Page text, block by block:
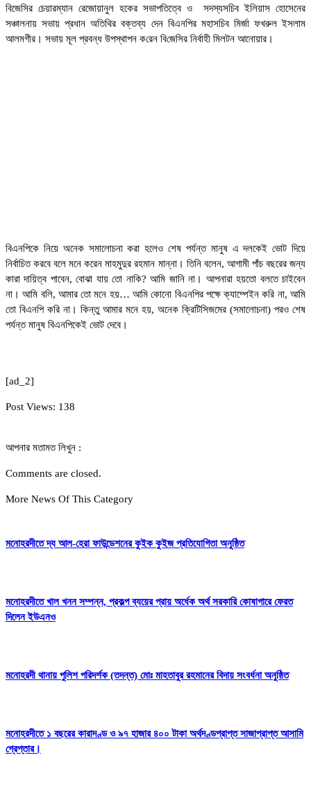
বিজেসির চেয়ারম্যান রেজোয়ানুল হকের সভাপতিত্বে ও সদস্যসচিব ইলিয়াস হোসেনের
সঞ্চালনায় সভায় প্রধান অতিথির বক্তব্য দেন বিএনপির মহাসচিব মির্জা ফখরুল ইসলাম
আলমগীর। সভায় মূল প্রবন্ধ উপস্থাপন ক‌রেন বি‌জে‌সির নির্বাহী মিলটন আনোয়ার।
বিএনপিকে নিয়ে অনেক সমালোচনা করা হলেও শেষ পর্যন্ত মানুষ এ দলকেই ভোট দিয়ে
নির্বাচিত করবে বলে মনে করেন মাহমুদুর রহমান মান্না। তিনি বলেন, আগামী পাঁচ বছরের জন্য
কারা দায়িত্ব পাবেন, বোঝা যায় তো নাকি? আমি জানি না। আপনারা হয়তো বলতে চাইবেন
না। আমি বলি, আমার তো মনে হয়… আমি কোনো বিএনপির পক্ষে ক্যাম্পেইন করি না, আমি
তো বিএনপি করি না। কিন্তু আমার মনে হয়, অনেক ক্রিটিসিজমের (সমালোচনা) পরও শেষ
পর্যন্ত মানুষ বিএনপিকেই ভোট দেবে।
[ad_2]
Post Views: 138
আপনার মতামত লিখুন :
Comments are closed.
More News Of This Category
মনোহরদীতে দ্য আল-হেরা ফাউন্ডেশনের কুইক কুইজ প্রতিযোগিতা অনুষ্ঠিত
মনোহরদীতে খাল খনন সম্পন্ন, প্রকল্প ব্যয়ের প্রায় অর্ধেক অর্থ সরকারি কোষাগারে ফেরত
দিলেন ইউএনও
মনোহরদী থানায় পুলিশ পরিদর্শক (তদন্ত) মোঃ মাহতাবুর রহমানের বিদায় সংবর্ধনা অনুষ্ঠিত
মনোহরদীতে ১ বছরের কারাদণ্ড ও ৯৭ হাজার ৪০০ টাকা অর্থদণ্ডপ্রাপ্ত সাজাপ্রাপ্ত আসামি
গ্রেপ্তার।